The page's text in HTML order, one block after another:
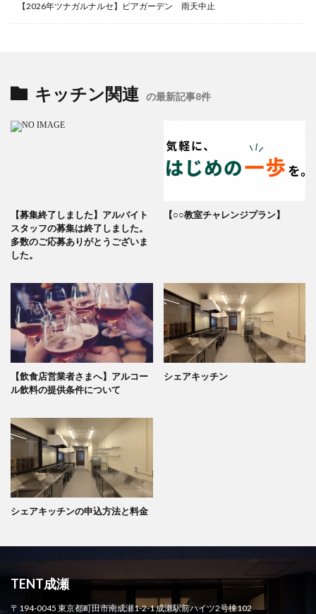
【2026年ツナガルナルセ】ビアガーデン 雨天中止
キッチン関連 の最新記事8件
【募集終了しました】アルバイト
スタッフの募集は終了しました。
多数のご応募ありがとうございま
した。
【○○教室チャレンジプラン】
【飲食店営業者さまへ】アルコー
ル飲料の提供条件について
シェアキッチン
シェアキッチンの申込方法と料金
TENT成瀬
〒194-0045 東京都町田市南成瀬1-2-1 成瀬駅前ハイツ2号棟102